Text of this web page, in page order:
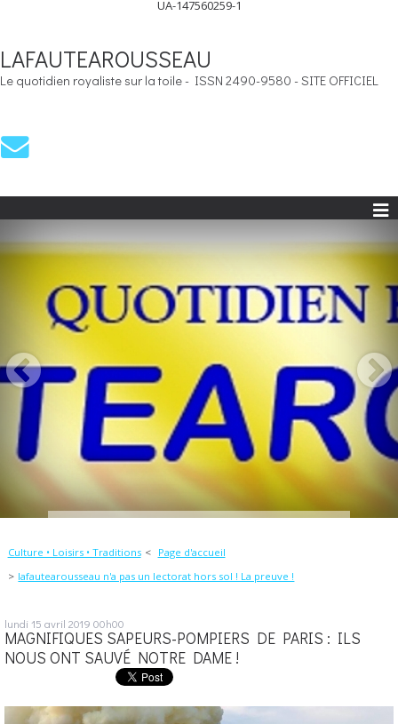
UA-147560259-1
LAFAUTEAROUSSEAU
Le quotidien royaliste sur la toile - ISSN 2490-9580 - SITE OFFICIEL
Culture • Loisirs • Traditions
Page d'accueil
lafautearousseau n'a pas un lectorat hors sol ! La preuve !
lundi 15 avril 2019 00h00
MAGNIFIQUES SAPEURS-POMPIERS DE PARIS : ILS
NOUS ONT SAUVÉ NOTRE DAME !